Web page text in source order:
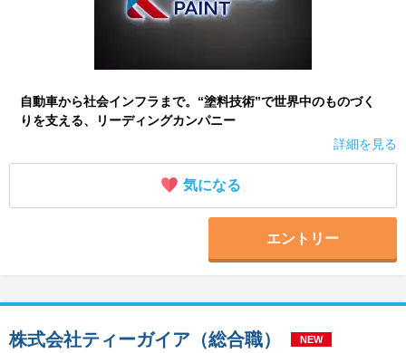
自動車から社会インフラまで。“塗料技術”で世界中のものづく
りを支える、リーディングカンパニー
詳細を見る
気になる
エントリー
株式会社ティーガイア（総合職） NEW